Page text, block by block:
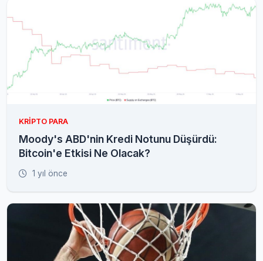
KRIPTO PARA
Moody's ABD'nin Kredi Notunu Düşürdü:
Bitcoin'e Etkisi Ne Olacak?
1 yıl önce